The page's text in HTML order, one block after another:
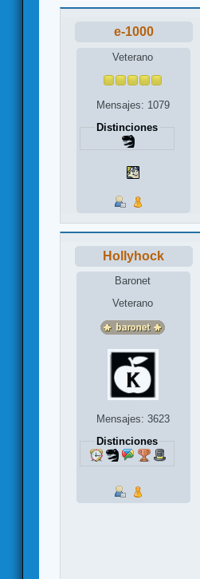
e-1000
Veterano
Mensajes: 1079
Distinciones
Hollyhock
Baronet
Veterano
Mensajes: 3623
Distinciones